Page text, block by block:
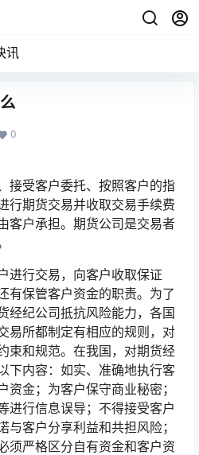
讯
0
接受客户委托、按照客户的指
行期货交易并收取交易手续费
客户承担。期货公司是交易者
进行交易，向客户收取保证
有保管客户资金的职责。为了
经纪公司抵抗风险能力，各国
易所都制定有相应的规则，对
束和规范。在我国，对期货经
下内容：如实、准确地执行客
资金；为客户保守商业秘密；
进行信息误导；不得接受客户
与客户分享利益和共担风险；
须严格区分自有资金和客户资